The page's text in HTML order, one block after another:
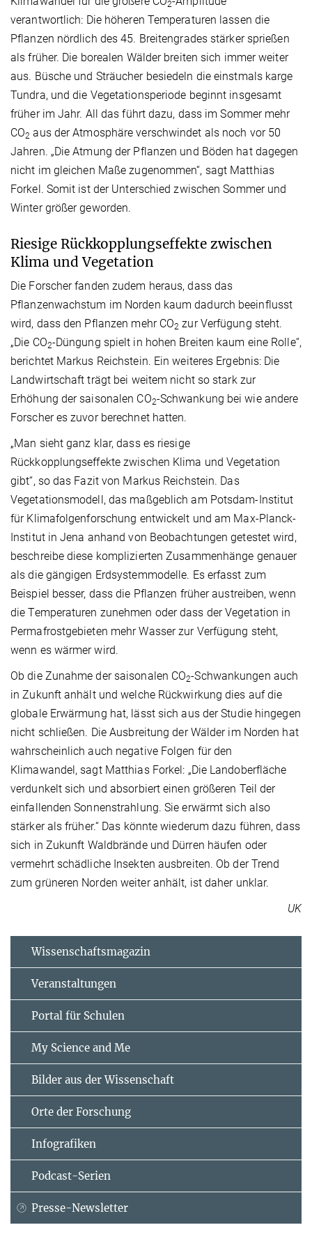
2
verantwortlich: Die höheren Temperaturen lassen die
Pflanzen nördlich des 45. Breitengrades stärker sprießen
als früher. Die borealen Wälder breiten sich immer weiter
aus. Büsche und Sträucher besiedeln die einstmals karge
Tundra, und die Vegetationsperiode beginnt insgesamt
früher im Jahr. All das führt dazu, dass im Sommer mehr
CO2 aus der Atmosphäre verschwindet als noch vor 50
Jahren. „Die Atmung der Pflanzen und Böden hat dagegen
nicht im gleichen Maße zugenommen“, sagt Matthias
Forkel. Somit ist der Unterschied zwischen Sommer und
Winter größer geworden.
Riesige Rückkopplungseffekte zwischen
Klima und Vegetation
Die Forscher fanden zudem heraus, dass das
Pflanzenwachstum im Norden kaum dadurch beeinflusst
wird, dass den Pflanzen mehr CO2 zur Verfügung steht.
„Die CO2-Düngung spielt in hohen Breiten kaum eine Rolle“,
berichtet Markus Reichstein. Ein weiteres Ergebnis: Die
Landwirtschaft trägt bei weitem nicht so stark zur
Erhöhung der saisonalen CO2-Schwankung bei wie andere
Forscher es zuvor berechnet hatten.
„Man sieht ganz klar, dass es riesige
Rückkopplungseffekte zwischen Klima und Vegetation
gibt“, so das Fazit von Markus Reichstein. Das
Vegetationsmodell, das maßgeblich am Potsdam-Institut
für Klimafolgenforschung entwickelt und am Max-Planck-
Institut in Jena anhand von Beobachtungen getestet wird,
beschreibe diese komplizierten Zusammenhänge genauer
als die gängigen Erdsystemmodelle. Es erfasst zum
Beispiel besser, dass die Pflanzen früher austreiben, wenn
die Temperaturen zunehmen oder dass der Vegetation in
Permafrostgebieten mehr Wasser zur Verfügung steht,
wenn es wärmer wird.
Ob die Zunahme der saisonalen CO2-Schwankungen auch
in Zukunft anhält und welche Rückwirkung dies auf die
globale Erwärmung hat, lässt sich aus der Studie hingegen
nicht schließen. Die Ausbreitung der Wälder im Norden hat
wahrscheinlich auch negative Folgen für den
Klimawandel, sagt Matthias Forkel: „Die Landoberfläche
verdunkelt sich und absorbiert einen größeren Teil der
einfallenden Sonnenstrahlung. Sie erwärmt sich also
stärker als früher.“ Das könnte wiederum dazu führen, dass
sich in Zukunft Waldbrände und Dürren häufen oder
vermehrt schädliche Insekten ausbreiten. Ob der Trend
zum grüneren Norden weiter anhält, ist daher unklar.
UK
Wissenschaftsmagazin
Veranstaltungen
Portal für Schulen
My Science and Me
Bilder aus der Wissenschaft
Orte der Forschung
Infografiken
Podcast-Serien
Presse-Newsletter